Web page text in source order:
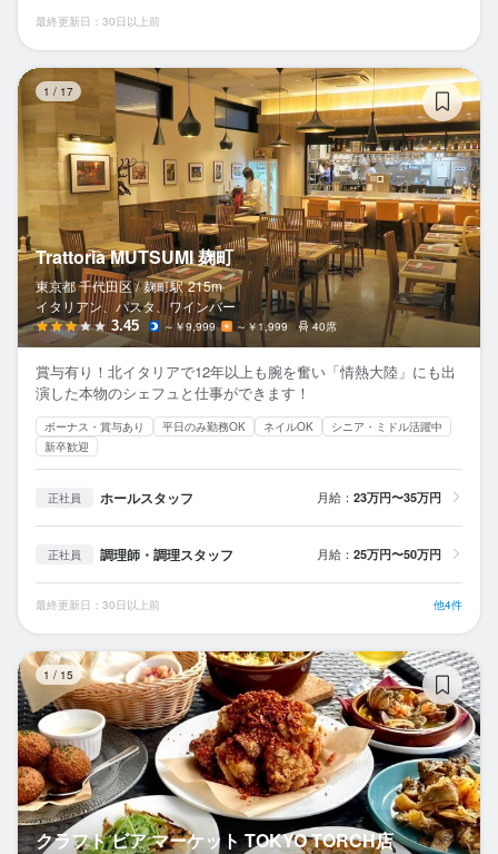
最終更新日：30日以上前
1 / 17
Trattoria MUTSUMI 麹町
東京都 千代田区 / 麹町駅 215m
イタリアン、パスタ、ワインバー
3.45 ～￥9,999 ～￥1,999 40席
賞与有り！北イタリアで12年以上も腕を奮い「情熱大陸」にも出
演した本物のシェフュと仕事ができます！
ボーナス・賞与あり 平日のみ勤務OK ネイルOK
シニア・ミドル活躍中
新卒歓迎
正社員 ホールスタッフ 月給： 23万円〜35万円
正社員 調理師・調理スタッフ 月給： 25万円〜50万円
最終更新日：30日以上前 他4件
1 / 15
クラフト ビア マーケット TOKYO TORCH店